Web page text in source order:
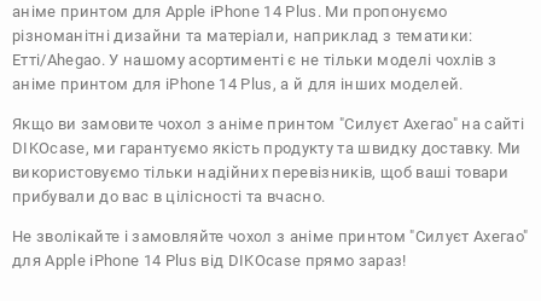
аніме принтом для Apple iPhone 14 Plus. Ми пропонуємо
різноманітні дизайни та матеріали, наприклад з тематики:
Етті/Ahegao. У нашому асортименті є не тільки моделі чохлів з
аніме принтом для iPhone 14 Plus, а й для інших моделей.
Якщо ви замовите чохол з аніме принтом "Силуєт Ахегао" на сайті
DIKOcase, ми гарантуємо якість продукту та швидку доставку. Ми
використовуємо тільки надійних перевізників, щоб ваші товари
прибували до вас в цілісності та вчасно.
Не зволікайте і замовляйте чохол з аніме принтом "Силуєт Ахегао"
для Apple iPhone 14 Plus від DIKOcase прямо зараз!